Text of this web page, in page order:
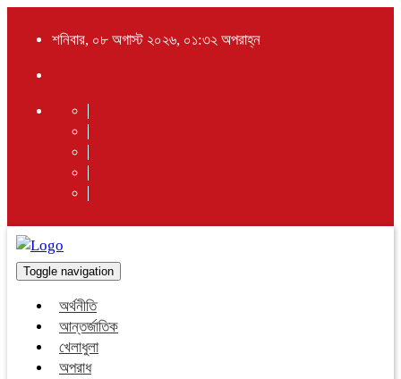
শনিবার, ০৮ অগাস্ট ২০২৬, ০১:৩২ অপরাহ্ন
Toggle navigation
অর্থনীতি
আন্তর্জাতিক
খেলাধুলা
অপরাধ